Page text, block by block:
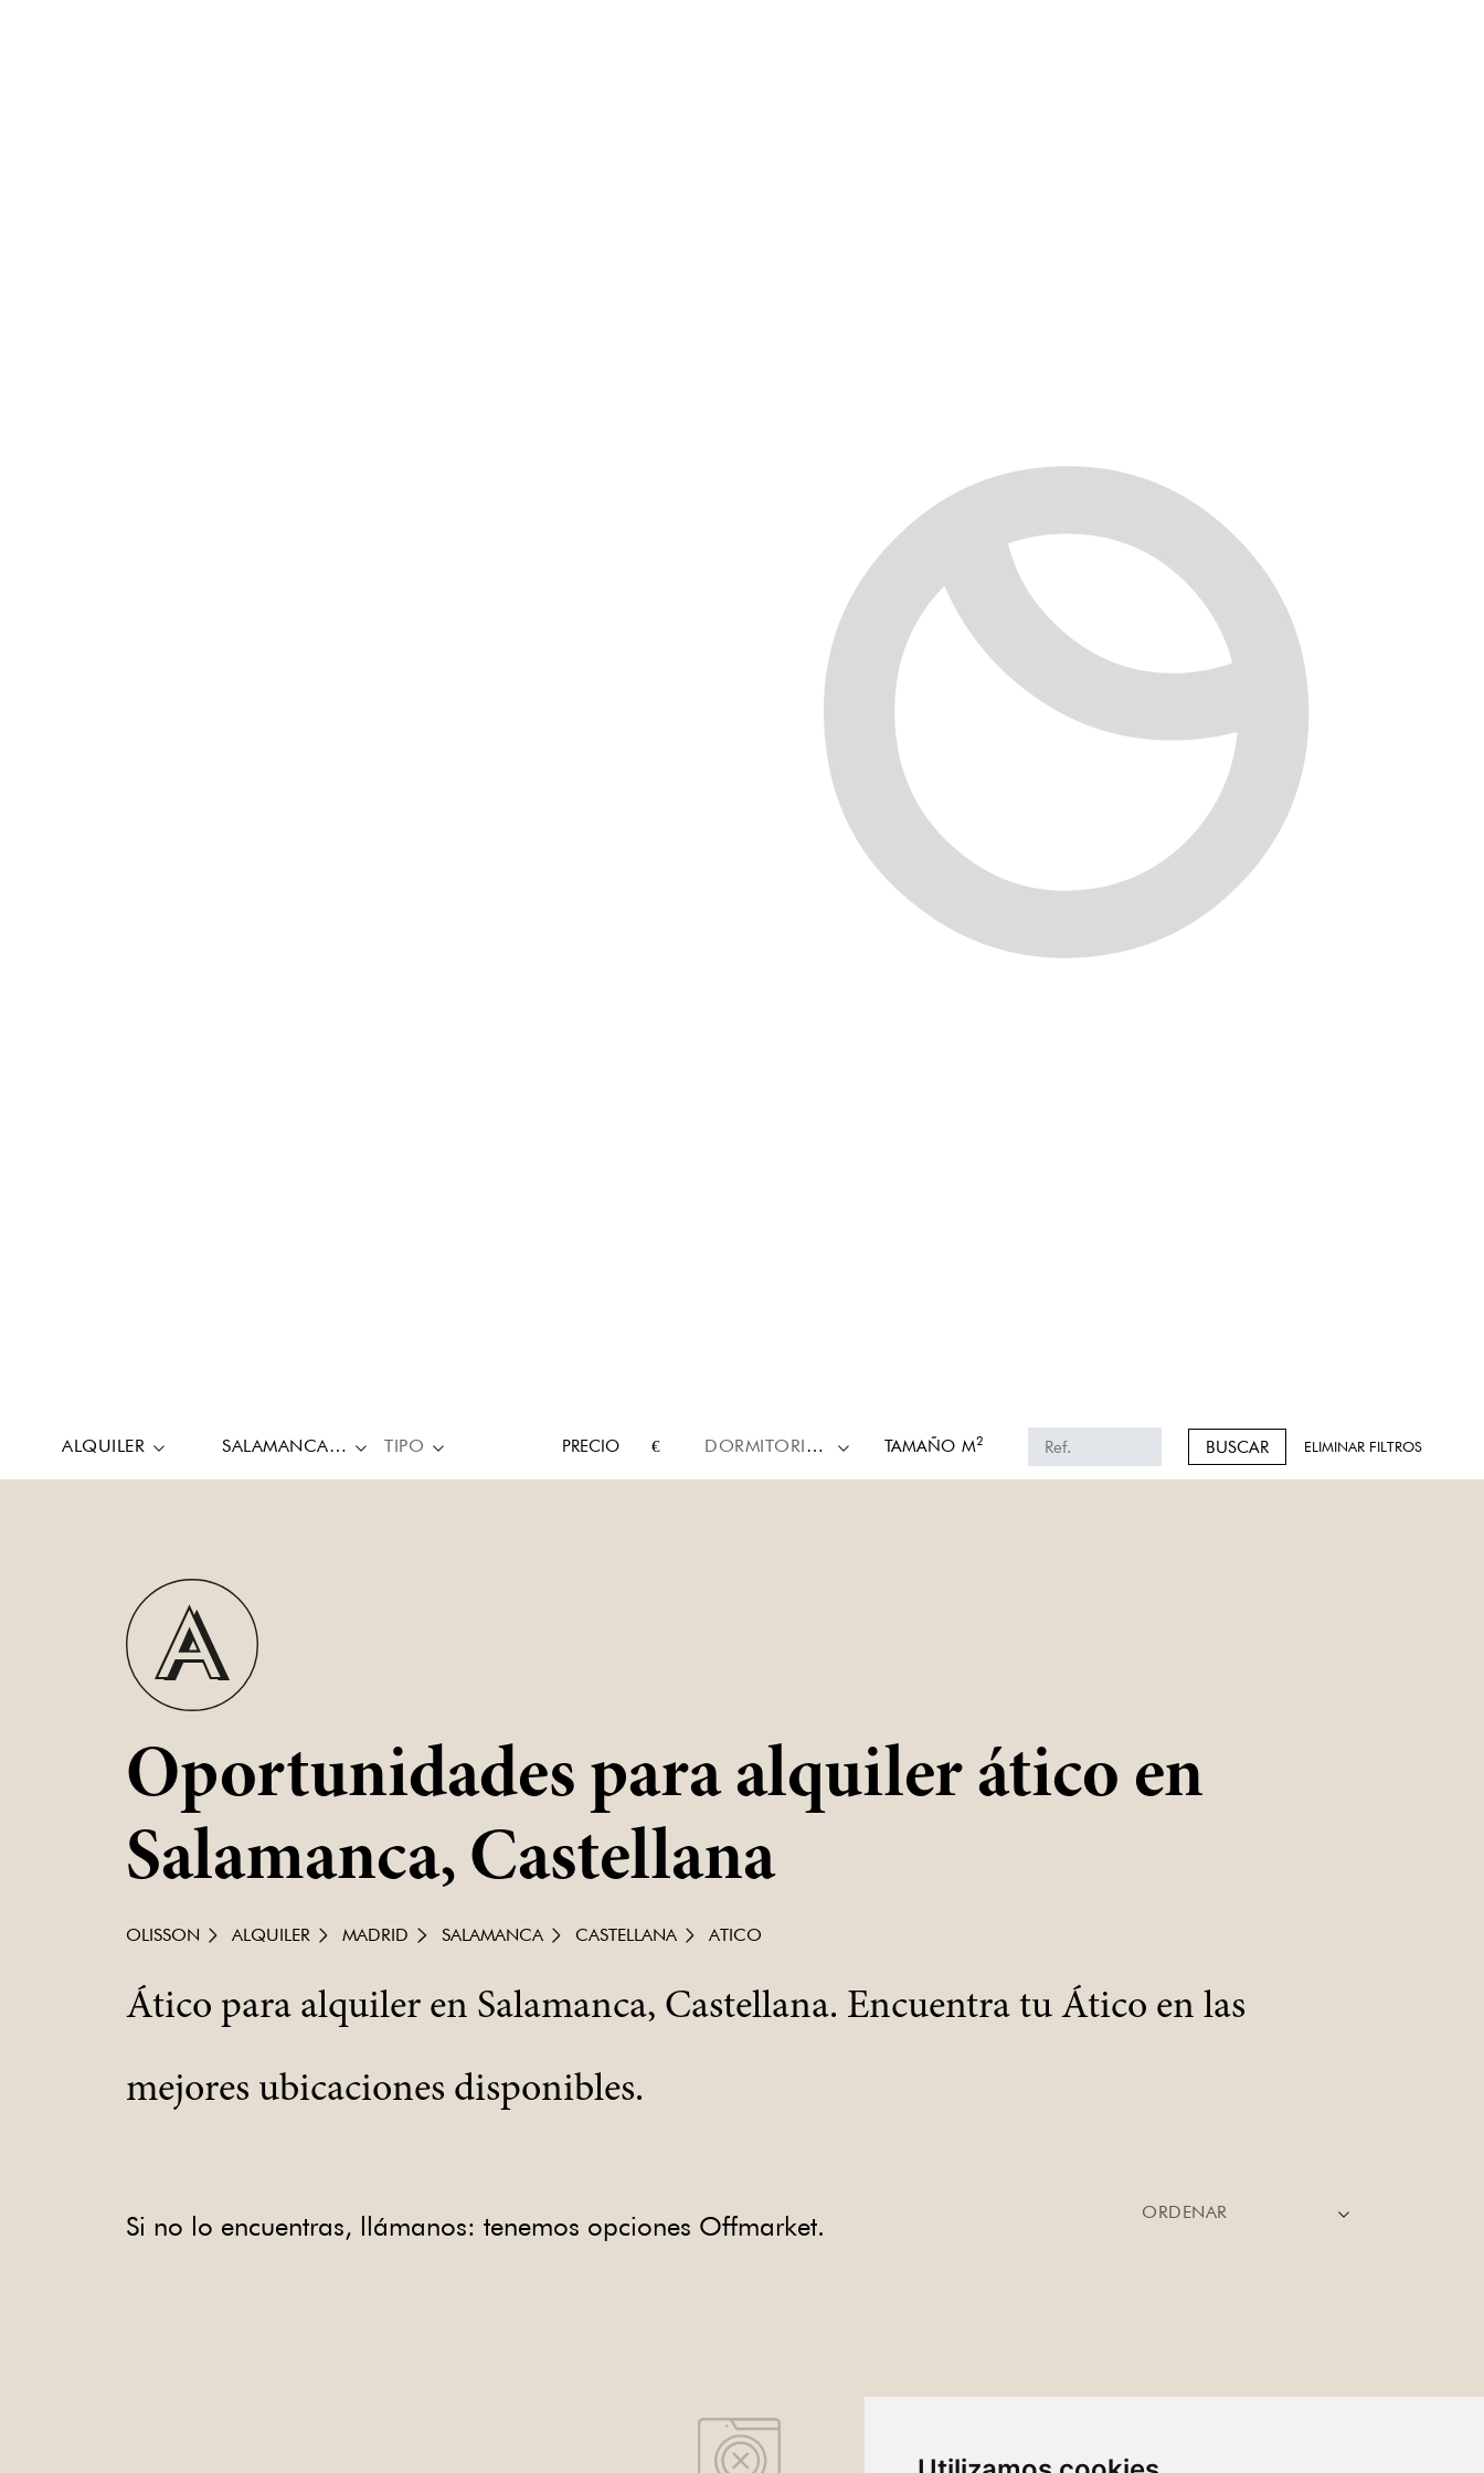
ALQUILER SALAMANCA, CASTELLANA TIPO PRECIO € DORMITORIOS TAMAÑO M2 BUSCAR ELIMINAR FILTROS
Oportunidades para alquiler ático en
Salamanca, Castellana
OLISSON ALQUILER MADRID SALAMANCA CASTELLANA ATICO
Ático para alquiler en Salamanca, Castellana. Encuentra tu Ático en las
mejores ubicaciones disponibles.
Si no lo encuentras, llámanos: tenemos opciones Offmarket. ORDENAR